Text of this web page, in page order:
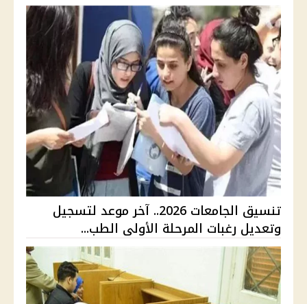
تنسيق الجامعات 2026.. آخر موعد لتسجيل
وتعديل رغبات المرحلة الأولى الطب...